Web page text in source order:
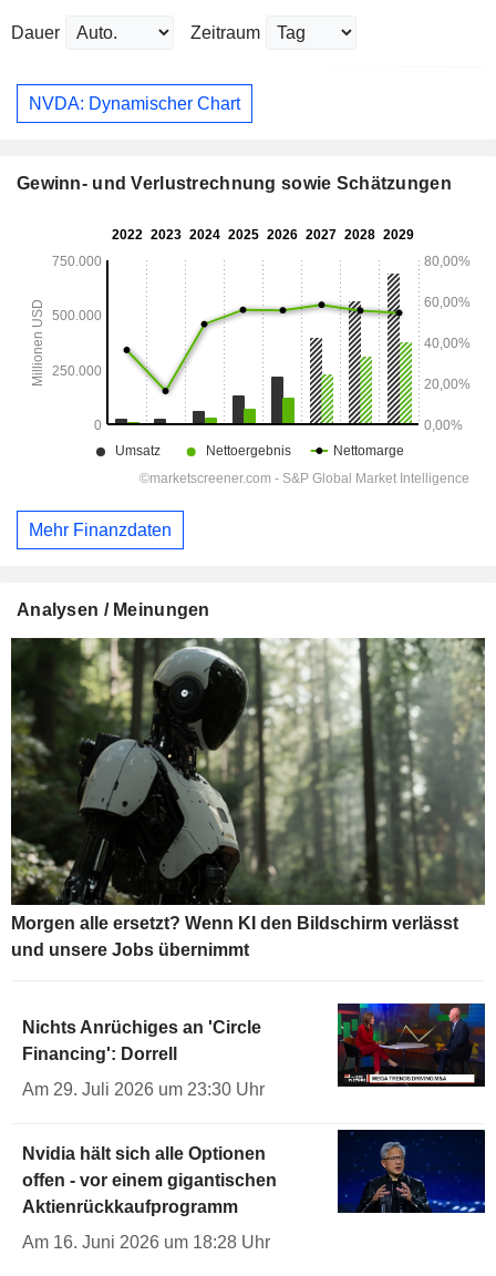
Dauer Zeitraum
NVDA: Dynamischer Chart
Gewinn- und Verlustrechnung sowie Schätzungen
Mehr Finanzdaten
Analysen / Meinungen
Morgen alle ersetzt? Wenn KI den Bildschirm verlässt
und unsere Jobs übernimmt
Nichts Anrüchiges an 'Circle
Financing': Dorrell
Am 29. Juli 2026 um 23:30 Uhr
Nvidia hält sich alle Optionen
offen - vor einem gigantischen
Aktienrückkaufprogramm
Am 16. Juni 2026 um 18:28 Uhr